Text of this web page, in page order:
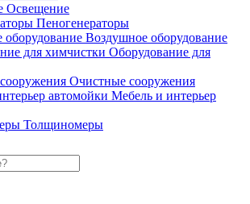
Освещение
Пеногенераторы
Воздушное оборудование
Оборудование для
Очистные сооружения
Мебель и интерьер
Толщиномеры